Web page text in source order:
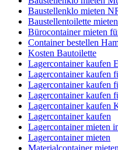
Baustellenklo mieten
Baustellentoilette
Bürocontainer mieten
Container bestellen
Kosten Bautoilette
Lagercontainer kaufen
Lagercontainer kaufen
Lagercontainer kaufen
Lagercontainer kaufen
Lagercontainer kaufen
Lagercontainer kaufen
Lagercontainer mieten
Lagercontainer mieten
Materialcontainer